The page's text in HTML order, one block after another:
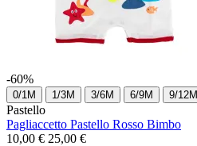
-60%
0/1M 1/3M 3/6M 6/9M 9/12M
Pastello
Pagliaccetto Pastello Rosso Bimbo
10,00 € 25,00 €